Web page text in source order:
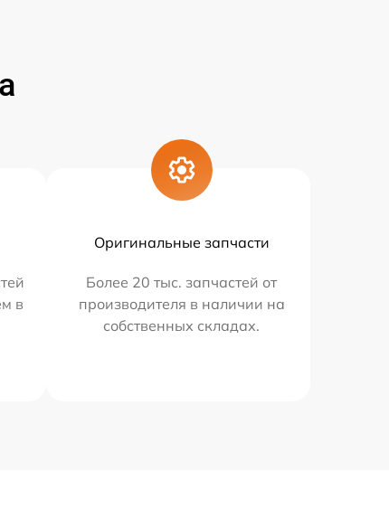
в
Оригинальные запчасти
Более 20 тыс. запчастей от
производителя в наличии на
собственных складах.